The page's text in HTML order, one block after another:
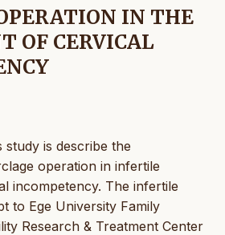
IN THE
OF CERVICAL
is describe the
operation in infertile
incompetency. The infertile
to Ege University Family
Research & Treatment Center